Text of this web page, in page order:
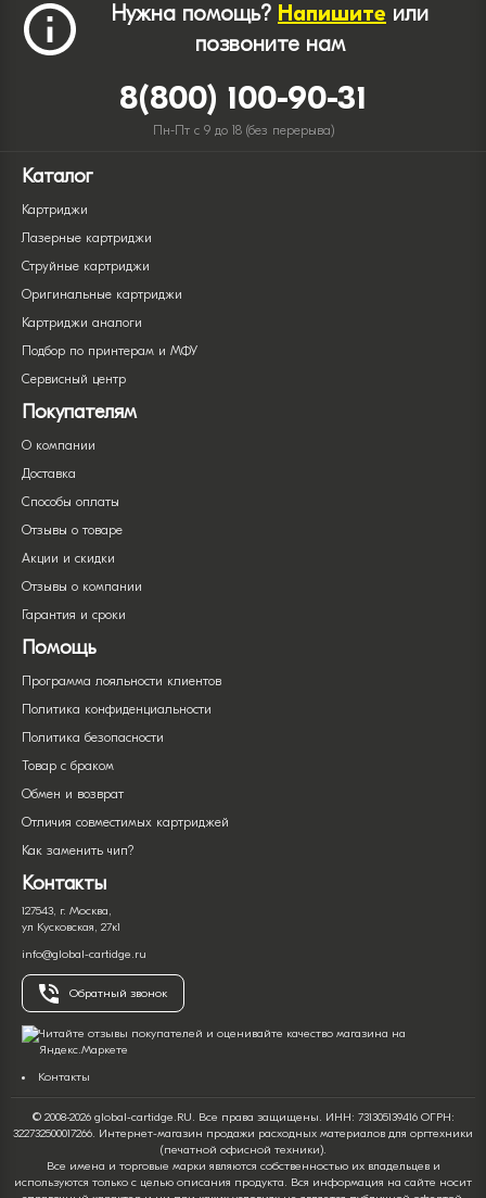
Нужна помощь? Напишите или
позвоните нам
8(800) 100-90-31
Пн-Пт с 9 до 18 (без перерыва)
Каталог
Картриджи
Лазерные картриджи
Струйные картриджи
Оригинальные картриджи
Картриджи аналоги
Подбор по принтерам и МФУ
Сервисный центр
Покупателям
О компании
Доставка
Способы оплаты
Отзывы о товаре
Акции и скидки
Отзывы о компании
Гарантия и сроки
Помощь
Программа лояльности клиентов
Политика конфиденциальности
Политика безопасности
Товар с браком
Обмен и возврат
Отличия совместимых картриджей
Как заменить чип?
Контакты
127543, г. Москва,
ул Кусковская, 27к1
info@global-cartidge.ru
Обратный звонок
Контакты
© 2008-2026 global-cartidge.RU. Все права защищены. ИНН: 731305139416 ОГРН:
322732500017266. Интернет-магазин продажи расходных материалов для оргтехники
(печатной офисной техники).
Все имена и торговые марки являются собственностью их владельцев и
используются только с целью описания продукта. Вся информация на сайте носит